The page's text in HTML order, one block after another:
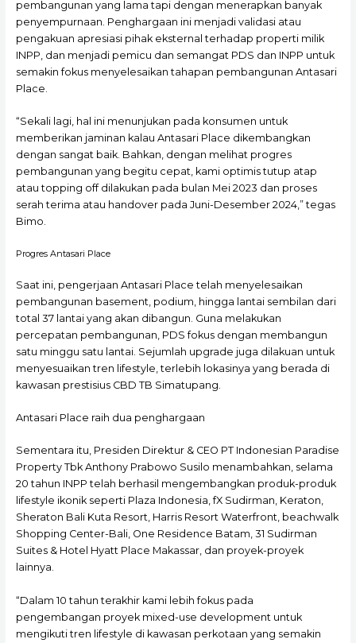
pembangunan yang lama tapi dengan menerapkan banyak
penyempurnaan. Penghargaan ini menjadi validasi atau
pengakuan apresiasi pihak eksternal terhadap properti milik
INPP, dan menjadi pemicu dan semangat PDS dan INPP untuk
semakin fokus menyelesaikan tahapan pembangunan Antasari
Place.
“Sekali lagi, hal ini menunjukan pada konsumen untuk
memberikan jaminan kalau Antasari Place dikembangkan
dengan sangat baik. Bahkan, dengan melihat progres
pembangunan yang begitu cepat, kami optimis tutup atap
atau topping off dilakukan pada bulan Mei 2023 dan proses
serah terima atau handover pada Juni-Desember 2024,” tegas
Bimo.
Progres Antasari Place
Saat ini, pengerjaan Antasari Place telah menyelesaikan
pembangunan basement, podium, hingga lantai sembilan dari
total 37 lantai yang akan dibangun. Guna melakukan
percepatan pembangunan, PDS fokus dengan membangun
satu minggu satu lantai. Sejumlah upgrade juga dilakuan untuk
menyesuaikan tren lifestyle, terlebih lokasinya yang berada di
kawasan prestisius CBD TB Simatupang.
Antasari Place raih dua penghargaan
Sementara itu, Presiden Direktur & CEO PT Indonesian Paradise
Property Tbk Anthony Prabowo Susilo menambahkan, selama
20 tahun INPP telah berhasil mengembangkan produk-produk
lifestyle ikonik seperti Plaza Indonesia, fX Sudirman, Keraton,
Sheraton Bali Kuta Resort, Harris Resort Waterfront, beachwalk
Shopping Center-Bali, One Residence Batam, 31 Sudirman
Suites & Hotel Hyatt Place Makassar, dan proyek-proyek
lainnya.
“Dalam 10 tahun terakhir kami lebih fokus pada
pengembangan proyek mixed-use development untuk
mengikuti tren lifestyle di kawasan perkotaan yang semakin